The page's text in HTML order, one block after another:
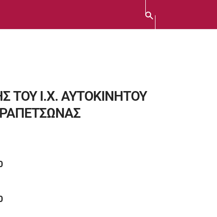
Ι.Χ. ΑΥΤΟΚΙΝΗΤΟΥ